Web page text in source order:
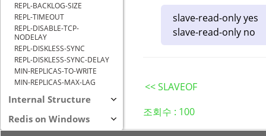
REPL-BACKLOG-SIZE
REPL-TIMEOUT
REPL-DISABLE-TCP-
NODELAY
REPL-DISKLESS-SYNC
REPL-DISKLESS-SYNC-DELAY
MIN-REPLICAS-TO-WRITE
MIN-REPLICAS-MAX-LAG
Internal Structure
Redis on Windows
slave-read-only yes
slave-read-only no
<< SLAVEOF
조회수 : 100